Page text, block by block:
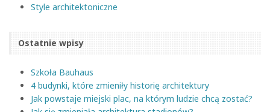
Style architektoniczne
Ostatnie wpisy
Szkoła Bauhaus
4 budynki, które zmieniły historię architektury
Jak powstaje miejski plac, na którym ludzie chcą zostać?